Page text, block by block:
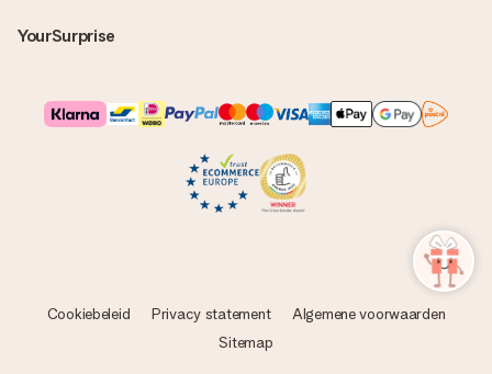
YourSurprise
Cookiebeleid Privacy statement
Algemene voorwaarden
Sitemap